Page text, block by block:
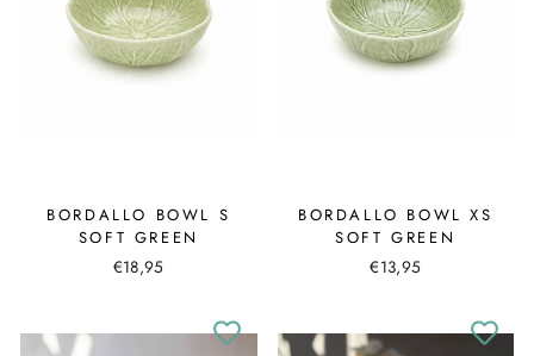
BORDALLO BOWL S
SOFT GREEN
€18,95
BORDALLO BOWL XS
SOFT GREEN
€13,95